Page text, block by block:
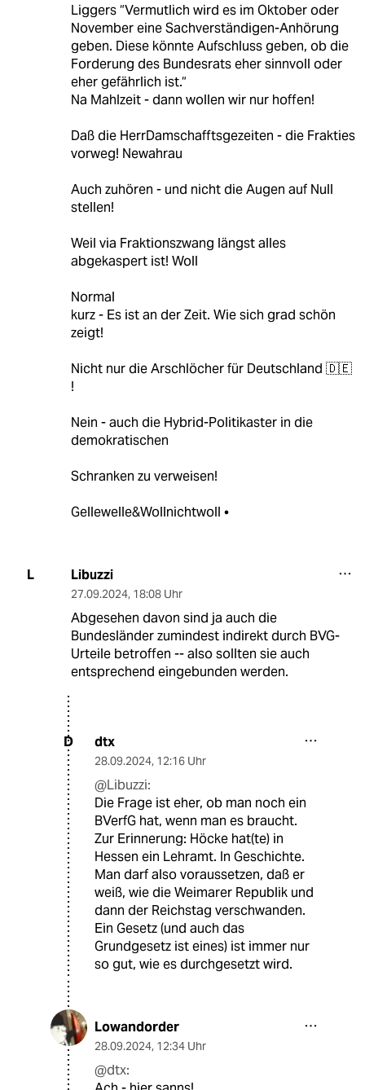
Liggers “Vermutlich wird es im Oktober oder
November eine Sachverständigen-Anhörung
geben. Diese könnte Aufschluss geben, ob die
Forderung des Bundesrats eher sinnvoll oder
eher gefährlich ist.“
Na Mahlzeit - dann wollen wir nur hoffen!
Daß die HerrDamschafftsgezeiten - die Frakties
vorweg! Newahrau
Auch zuhören - und nicht die Augen auf Null
stellen!
Weil via Fraktionszwang längst alles
abgekaspert ist! Woll
Normal
kurz - Es ist an der Zeit. Wie sich grad schön
zeigt!
Nicht nur die Arschlöcher für Deutschland 🇩🇪
!
Nein - auch die Hybrid-Politikaster in die
demokratischen
Schranken zu verweisen!
Gellewelle&Wollnichtwoll •
L Libuzzi
27.09.2024, 18:08 Uhr
Abgesehen davon sind ja auch die
Bundesländer zumindest indirekt durch BVG-
Urteile betroffen -- also sollten sie auch
entsprechend eingebunden werden.
D dtx
28.09.2024, 12:16 Uhr
@Libuzzi:
Die Frage ist eher, ob man noch ein
BVerfG hat, wenn man es braucht.
Zur Erinnerung: Höcke hat(te) in
Hessen ein Lehramt. In Geschichte.
Man darf also voraussetzen, daß er
weiß, wie die Weimarer Republik und
dann der Reichstag verschwanden.
Ein Gesetz (und auch das
Grundgesetz ist eines) ist immer nur
so gut, wie es durchgesetzt wird.
Lowandorder
28.09.2024, 12:34 Uhr
@dtx: